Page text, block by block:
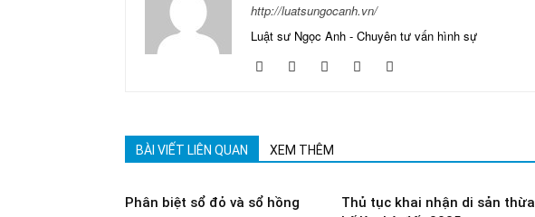
http://luatsungocanh.vn/
Luật sư Ngọc Anh - Chuyên tư vấn hình sự
BÀI VIẾT LIÊN QUAN XEM THÊM
Phân biệt sổ đỏ và sổ hồng
Thủ tục khai nhận di sản thừa